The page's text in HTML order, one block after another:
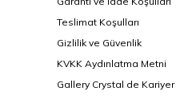
Teslimat Koşulları
Gizlilik ve Güvenlik
KVKK Aydınlatma Metni
Gallery Crystal de Kariyer